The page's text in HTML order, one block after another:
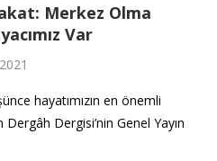
Merkez Olma
Var
hayatımızın en önemli
Dergâh Dergisi’nin Genel Yayın